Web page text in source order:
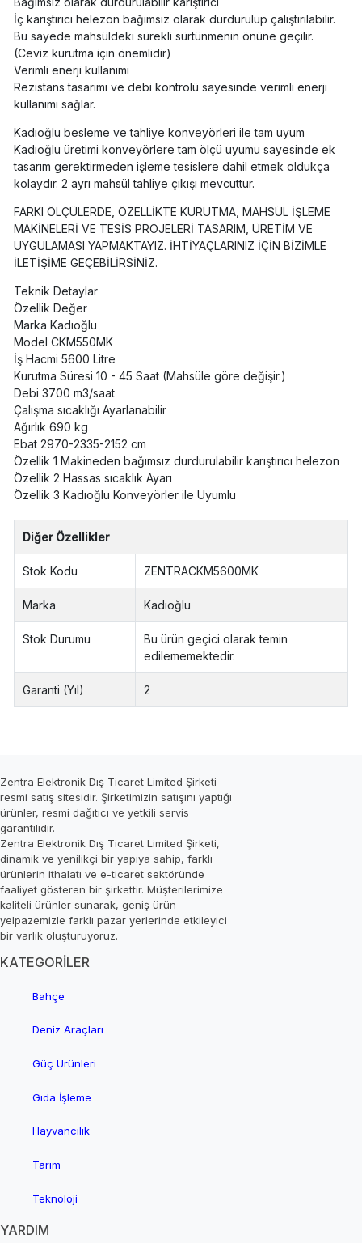
İç karıştırıcı helezon bağımsız olarak durdurulup çalıştırılabilir.
Bu sayede mahsüldeki sürekli sürtünmenin önüne geçilir.
(Ceviz kurutma için önemlidir)
Verimli enerji kullanımı
Rezistans tasarımı ve debi kontrolü sayesinde verimli enerji
kullanımı sağlar.
Kadıoğlu besleme ve tahliye konveyörleri ile tam uyum
Kadıoğlu üretimi konveyörlere tam ölçü uyumu sayesinde ek
tasarım gerektirmeden işleme tesislere dahil etmek oldukça
kolaydır. 2 ayrı mahsül tahliye çıkışı mevcuttur.
FARKI ÖLÇÜLERDE, ÖZELLİKTE KURUTMA, MAHSÜL İŞLEME
MAKİNELERİ VE TESİS PROJELERİ TASARIM, ÜRETİM VE
UYGULAMASI YAPMAKTAYIZ. İHTİYAÇLARINIZ İÇİN BİZİMLE
İLETİŞİME GEÇEBİLİRSİNİZ.
Teknik Detaylar
Özellik Değer
Marka Kadıoğlu
Model CKM550MK
İş Hacmi 5600 Litre
Kurutma Süresi 10 - 45 Saat (Mahsüle göre değişir.)
Debi 3700 m3/saat
Çalışma sıcaklığı Ayarlanabilir
Ağırlık 690 kg
Ebat 2970-2335-2152 cm
Özellik 1 Makineden bağımsız durdurulabilir karıştırıcı helezon
Özellik 2 Hassas sıcaklık Ayarı
Özellik 3 Kadıoğlu Konveyörler ile Uyumlu
Diğer Özellikler
Stok Kodu ZENTRACKM5600MK
Marka Kadıoğlu
Stok Durumu
Bu ürün geçici olarak temin
edilememektedir.
Garanti (Yıl) 2
Zentra Elektronik Dış Ticaret Limited Şirketi
resmi satış sitesidir. Şirketimizin satışını yaptığı
ürünler, resmi dağıtıcı ve yetkili servis
garantilidir.
Zentra Elektronik Dış Ticaret Limited Şirketi,
dinamik ve yenilikçi bir yapıya sahip, farklı
ürünlerin ithalatı ve e-ticaret sektöründe
faaliyet gösteren bir şirkettir. Müşterilerimize
kaliteli ürünler sunarak, geniş ürün
yelpazemizle farklı pazar yerlerinde etkileyici
bir varlık oluşturuyoruz.
KATEGORİLER
Bahçe
Deniz Araçları
Güç Ürünleri
Gıda İşleme
Hayvancılık
Tarım
Teknoloji
YARDIM